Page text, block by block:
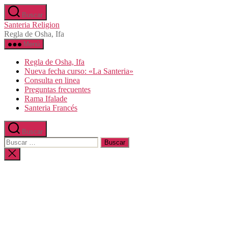
Saltar
al
contenido
Buscar
Santeria Religion
Regla de Osha, Ifa
Menú
Regla de Osha, Ifa
Nueva fecha curso: «La Santeria»
Consulta en linea
Preguntas frecuentes
Rama Ifalade
Santeria Francés
Buscar
Buscar:
Cerrar
la